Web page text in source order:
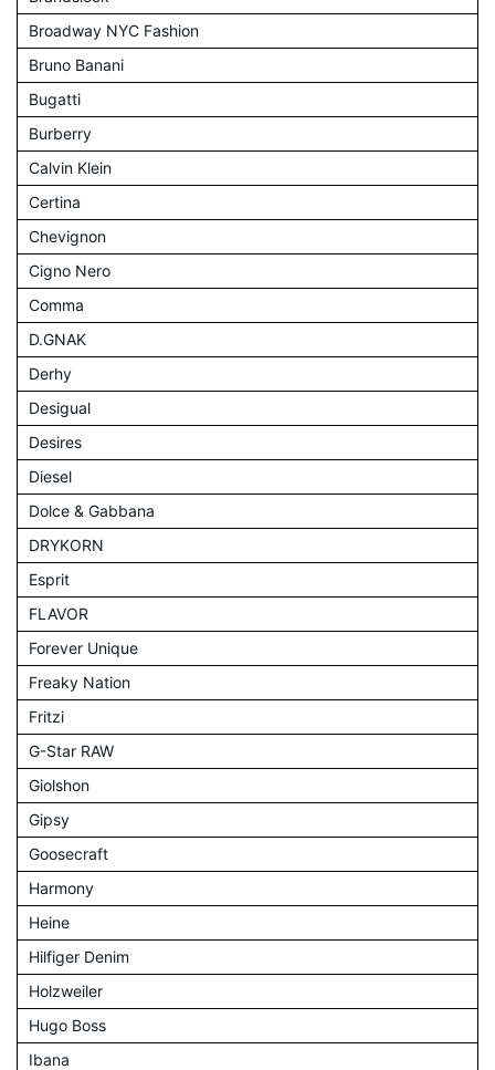
Broadway NYC Fashion
Bruno Banani
Bugatti
Burberry
Calvin Klein
Certina
Chevignon
Cigno Nero
Comma
D.GNAK
Derhy
Desigual
Desires
Diesel
Dolce & Gabbana
DRYKORN
Esprit
FLAVOR
Forever Unique
Freaky Nation
Fritzi
G-Star RAW
Giolshon
Gipsy
Goosecraft
Harmony
Heine
Hilfiger Denim
Holzweiler
Hugo Boss
Ibana